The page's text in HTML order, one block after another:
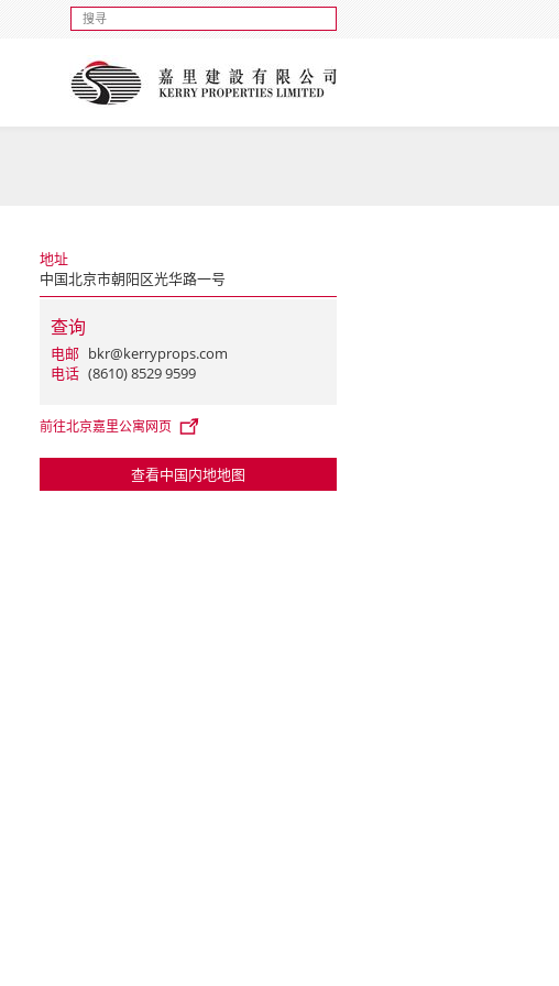
地址
中国北京市朝阳区光华路一号
查询
电邮 bkr@kerryprops.com
电话 (8610) 8529 9599
前往北京嘉里公寓网页
查看中国内地地图